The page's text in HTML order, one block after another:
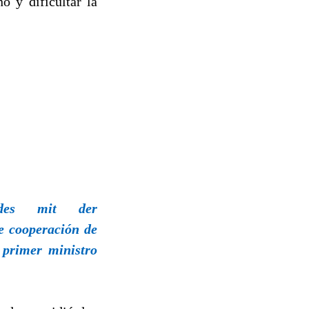
mit der
de
primer ministro